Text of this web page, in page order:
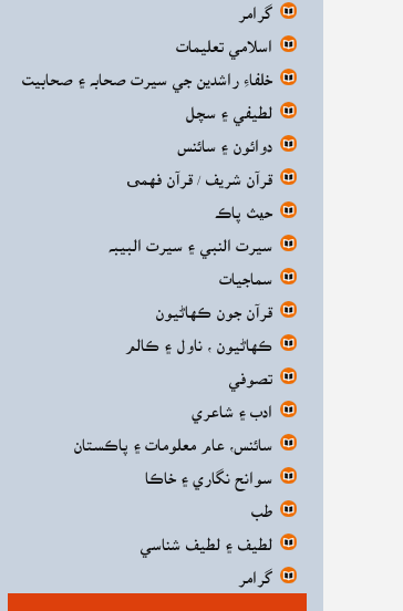
گرامر
اسلامي تعليمات
خلفاءِ راشدين جي سيرت صحابه ۽ صحابيت
لطيفي ۽ سچل
دوائون ۽ سائنس
قرآن شريف / قرآن فهمی
حیث پاڪ
سيرت النبي ۽ سيرت البيبه
سماجيات
قرآن جون ڪهاڻيون
ڪهاڻيون ، ناول ۽ ڪالم
ادب ۽ شاعري
سائنس، عام معلومات ۽ پاڪستان
سوانح نگاري ۽ خاڪا
طب
لطيف ۽ لطيف شناسي
گرامر